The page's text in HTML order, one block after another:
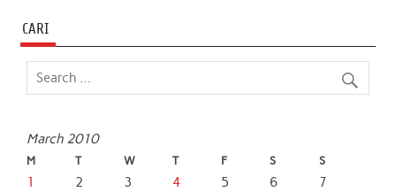
CARI
March 2010
M T W T F S S
1 2 3 4 5 6
7